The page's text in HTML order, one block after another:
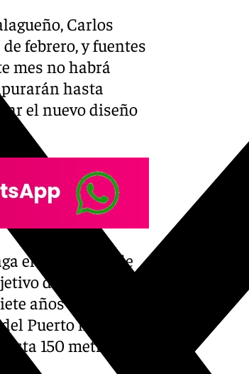
Carlos
febrero, y fuentes
mes no habrá
hasta
el nuevo diseño
el encargado de
de que apruebe
años de trámites,
Puerto hace más
150 metros de